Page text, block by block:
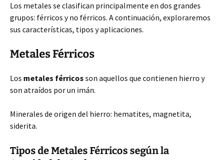
Los metales se clasifican principalmente en dos grandes
grupos: férricos y no férricos. A continuación, exploraremos
sus características, tipos y aplicaciones.
Metales Férricos
Los metales férricos son aquellos que contienen hierro y
son atraídos por un imán.
Minerales de origen del hierro: hematites, magnetita,
siderita.
Tipos de Metales Férricos según la